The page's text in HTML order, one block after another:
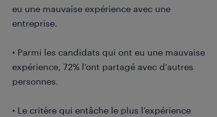
eu une mauvaise expérience avec une
entreprise.
• Parmi les candidats qui ont eu une mauvaise
expérience, 72% l'ont partagé avec d'autres
personnes.
• Le critère qui entâche le plus l’expérience